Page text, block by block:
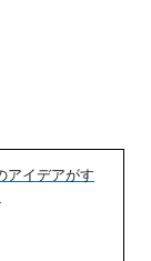
アイデアがす